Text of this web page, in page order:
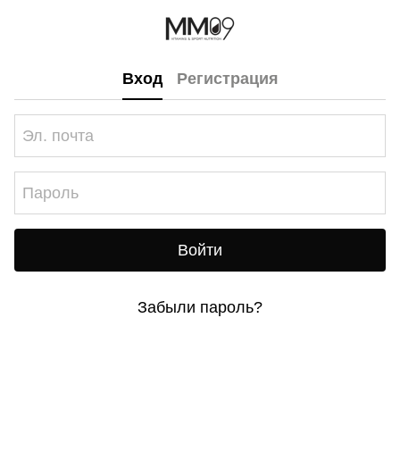
Вход Регистрация
Войти
Забыли пароль?